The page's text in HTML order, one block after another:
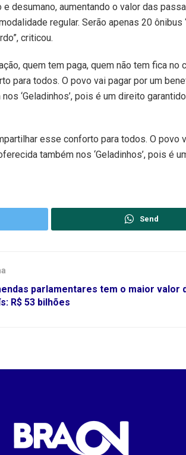
desumano, aumentando o valor das
regular. Serão apenas 20 ônibus
criticou.
quem tem paga, quem não tem fica no
para todos. O povo vai pagar por um
‘Geladinhos’, pois é um direito
esse conforto para todos. O povo
também nos ‘Geladinhos’, pois é
Send
parlamentares tem o maior valor
R$ 53 bilhões